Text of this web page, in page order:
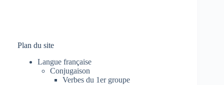
Plan du site
Langue française
Conjugaison
Verbes du 1er groupe